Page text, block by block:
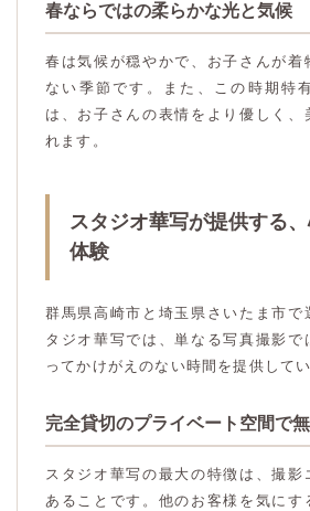
春ならではの柔らかな光と気候
春は気候が穏やかで、お子さんが着
ない季節です。また、この時期特
は、お子さんの表情をより優しく、
れます。
スタジオ華写が提供する
体験
群馬県高崎市と埼玉県さいたま市で
タジオ華写では、単なる写真撮影で
ってかけがえのない時間を提供してい
完全貸切のプライベート空間で
スタジオ華写の最大の特徴は、撮影
あることです。他のお客様を気にす